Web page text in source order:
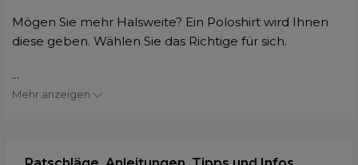
Mögen Sie mehr Halsweite? Ein Poloshirt wird Ihnen
diese geben. Wählen Sie das Richtige für sich.
...
Mehr anzeigen